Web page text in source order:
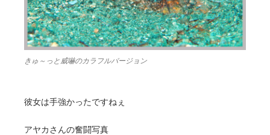
きゅ～っと威嚇のカラフルバージョン
彼女は手強かったですねぇ
アヤカさんの奮闘写真